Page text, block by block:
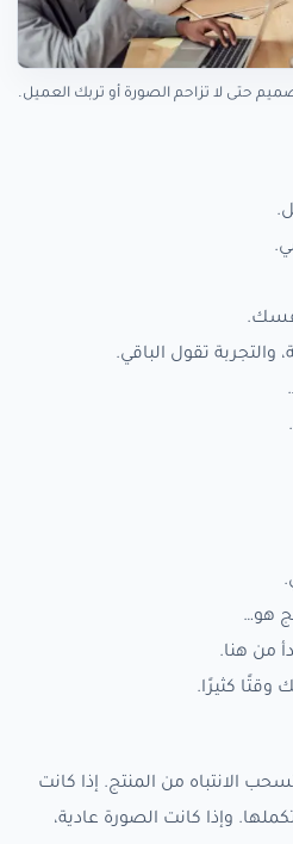
حتى لا تزاحم الصورة أو تربك العميل.
تقول الباقي.
هو…
من هنا.
وقتًا كثيرًا.
الانتباه من المنتج. إذا كانت
وإذا كانت الصورة عادية،